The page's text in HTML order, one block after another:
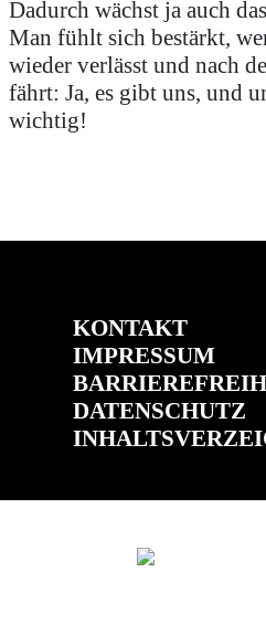
Dadurch wächst ja auch
Man fühlt sich bestärkt,
wieder verlässt und nach
fährt: Ja, es gibt uns, und
wichtig!
KONTAKT
IMPRESSUM
DATENSCHUTZ